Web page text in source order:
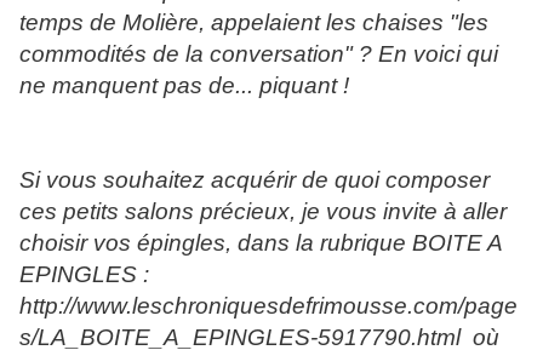
temps de Molière, appelaient les chaises "les
commodités de la conversation" ? En voici qui
ne manquent pas de... piquant !
Si vous souhaitez acquérir de quoi composer
ces petits salons précieux, je vous invite à aller
choisir vos épingles, dans la rubrique BOITE A
EPINGLES :
http://www.leschroniquesdefrimousse.com/page
s/LA_BOITE_A_EPINGLES-5917790.html où